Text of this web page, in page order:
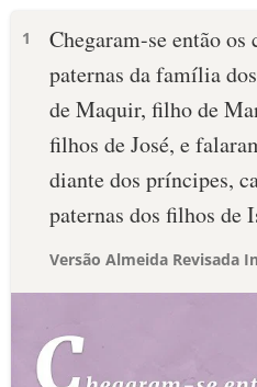
1
Chegaram-se então os
paternas da família
de Maquir, filho de
filhos de José, e
diante dos príncipes,
paternas dos filhos de
Versão Almeida Revisada